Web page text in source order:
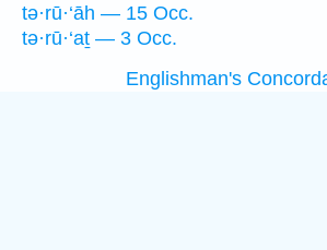
tə·rū·‘āh — 15 Occ.
tə·rū·‘aṯ — 3 Occ.
Englishman's